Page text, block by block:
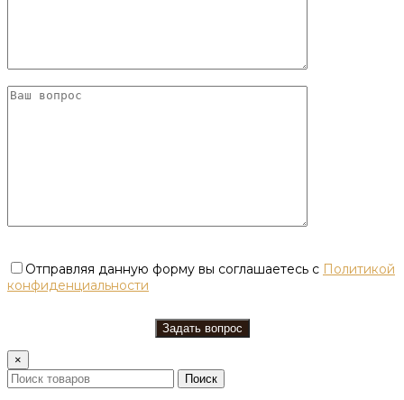
Отправляя данную форму вы соглашаетесь с Политикой
конфиденциальности
×
Поиск